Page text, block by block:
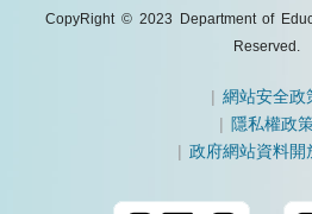
CopyRight © 2023 Department of
Reserved.
|網站安全政
| 隱私權政
|政府網站資料開